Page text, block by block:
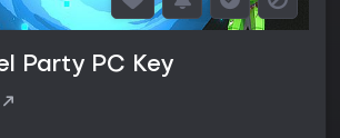
Party PC Key